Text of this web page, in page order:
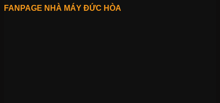
FANPAGE NHÀ MÁY ĐỨC HÒA